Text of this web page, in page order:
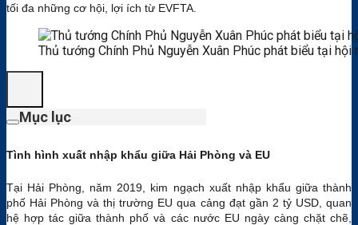
tối đa những cơ hội, lợi ích từ EVFTA.
Thủ tướng Chính Phủ Nguyễn Xuân Phúc phát biểu tại hội
Mục lục
Tình hình xuất nhập khẩu giữa Hải Phòng và EU
Tại Hải Phòng, năm 2019, kim ngạch xuất nhập khẩu giữa thành
phố Hải Phòng và thị trường EU qua cảng đạt gần 2 tỷ USD, quan
hệ hợp tác giữa thành phố và các nước EU ngày càng chặt chẽ,